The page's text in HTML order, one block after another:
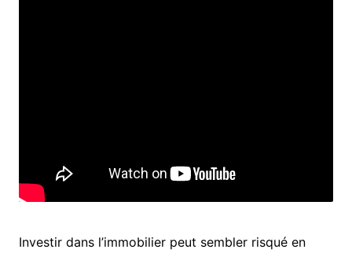
Investir dans l’immobilier peut sembler risqué en